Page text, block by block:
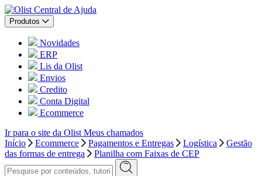
Central de Ajuda
Produtos
Novidades
ERP
Lis da Olist
Envios
Credito
Conta Digital
Ecommerce
Ir para o site da Olist Meus chamados
Início
Ecommerce Pagamentos e Entregas Logística
Gestão
das formas de entrega
Planilha com Faixas de CEP